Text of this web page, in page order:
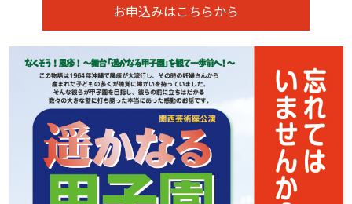
お申込みはこちらから